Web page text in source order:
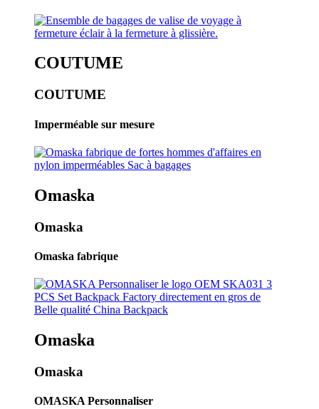
COUTUME
COUTUME
Imperméable sur mesure
Omaska
Omaska
Omaska ​​fabrique
Omaska
Omaska
OMASKA Personnaliser